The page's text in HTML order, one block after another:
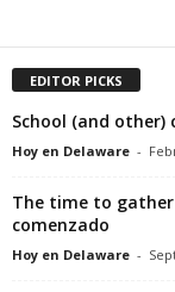
EDITOR PICKS
School (and other)
Hoy en Delaware -
The time to gather
comenzado
Hoy en Delaware -